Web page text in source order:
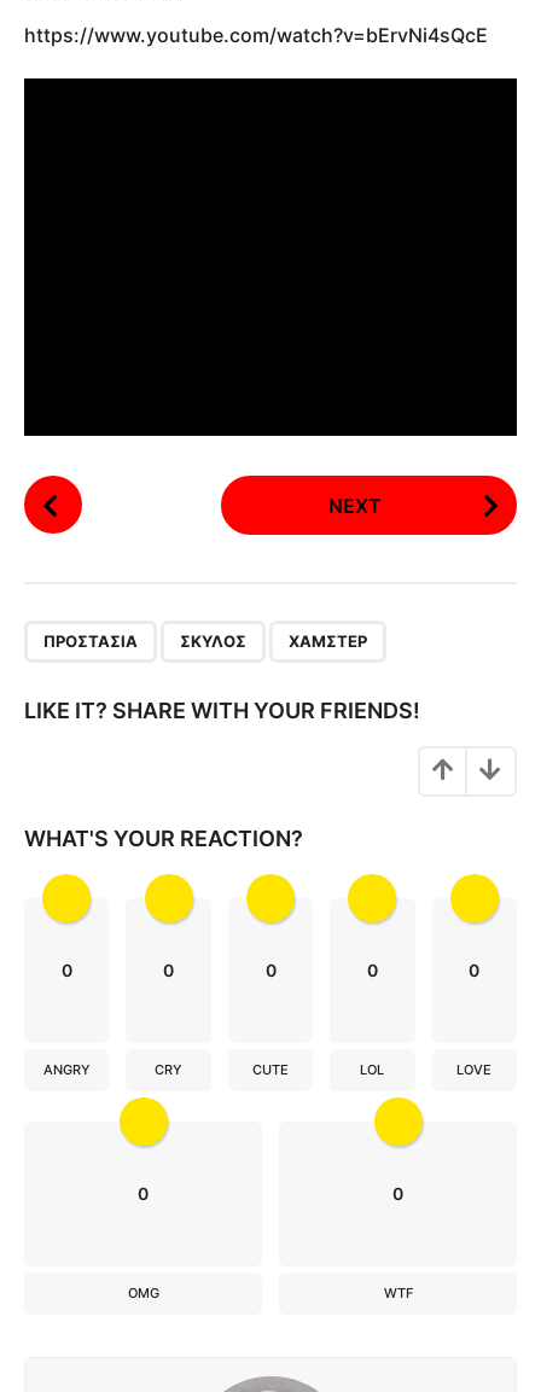
https://www.youtube.com/watch?v=bErvNi4sQcE
P
o
i
i
NEXT
ΠΡΟΣΤΑΣΊΑ ΣΚΎΛΟΣ ΧΆΜΣΤΕΡ
LIKE IT? SHARE WITH YOUR FRIENDS!
WHAT'S YOUR REACTION?
0
ANGRY
0
CRY
0
CUTE
0
LOL
0
LOVE
0
OMG
0
WTF